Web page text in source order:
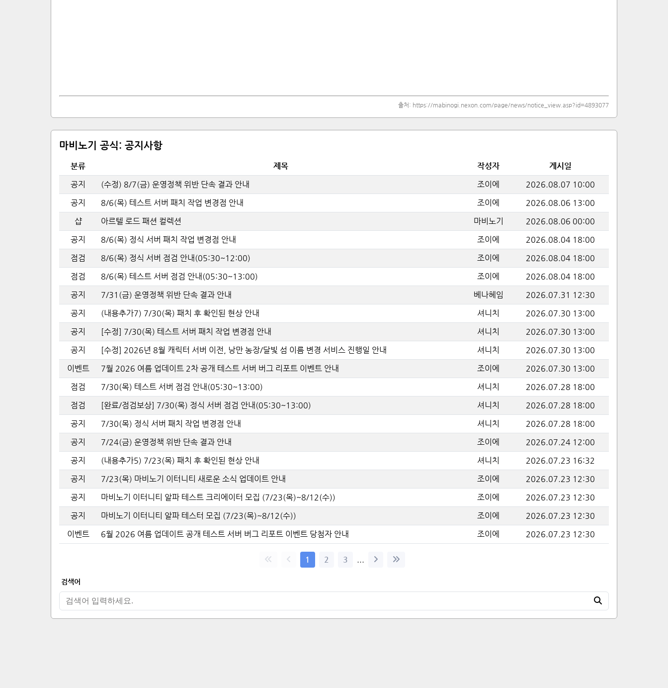
출처: https://mabinogi.nexon.com/page/news/notice_view.asp?id=4893077
마비노기 공식: 공지사항
분류 제목 작성자
게시일
공지
(수정) 8/7(금) 운영정책 위반 단속 결과 안내 조이에
2026.08.07 10:00
공지
8/6(목) 테스트 서버 패치 작업 변경점 안내 조이에
2026.08.06 13:00
샵
아르텔 로드 패션 컬렉션 마비노기
2026.08.06 00:00
공지
8/6(목) 정식 서버 패치 작업 변경점 안내 조이에
2026.08.04 18:00
점검
8/6(목) 정식 서버 점검 안내(05:30~12:00) 조이에
2026.08.04 18:00
점검
8/6(목) 테스트 서버 점검 안내(05:30~13:00) 조이에
2026.08.04 18:00
공지
7/31(금) 운영정책 위반 단속 결과 안내 베나헤임
2026.07.31 12:30
공지
(내용추가7) 7/30(목) 패치 후 확인된 현상 안내 셔니치
2026.07.30 13:00
공지
[수정] 7/30(목) 테스트 서버 패치 작업 변경점 안내 셔니치
2026.07.30 13:00
공지
[수정] 2026년 8월 캐릭터 서버 이전, 낭만 농장/달빛 섬 이름 변경 서비스 진행일 안내 셔니치
2026.07.30 13:00
이벤트
7월 2026 여름 업데이트 2차 공개 테스트 서버 버그 리포트 이벤트 안내 조이에
2026.07.30 13:00
점검
7/30(목) 테스트 서버 점검 안내(05:30~13:00) 셔니치
2026.07.28 18:00
점검
[완료/점검보상] 7/30(목) 정식 서버 점검 안내(05:30~13:00) 셔니치
2026.07.28 18:00
공지
7/30(목) 정식 서버 패치 작업 변경점 안내 셔니치
2026.07.28 18:00
공지
7/24(금) 운영정책 위반 단속 결과 안내 조이에
2026.07.24 12:00
공지
(내용추가5) 7/23(목) 패치 후 확인된 현상 안내 셔니치
2026.07.23 16:32
공지
7/23(목) 마비노기 이터니티 새로운 소식 업데이트 안내 조이에
2026.07.23 12:30
공지
마비노기 이터니티 알파 테스트 크리에이터 모집 (7/23(목)~8/12(수)) 조이에
2026.07.23 12:30
공지
마비노기 이터니티 알파 테스터 모집 (7/23(목)~8/12(수)) 조이에
2026.07.23 12:30
이벤트
6월 2026 여름 업데이트 공개 테스트 서버 버그 리포트 이벤트 당첨자 안내 조이에 2026.07.23 12:30
1 2 3 ...
검색어